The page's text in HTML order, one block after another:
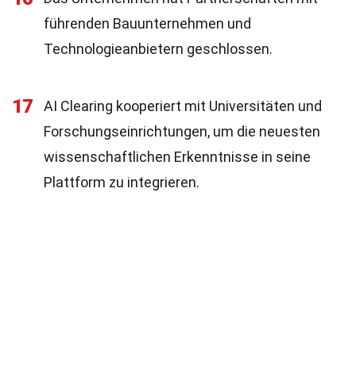
führenden Bauunternehmen und
Technologieanbietern geschlossen.
17
AI Clearing kooperiert mit Universitäten und
Forschungseinrichtungen, um die neuesten
wissenschaftlichen Erkenntnisse in seine
Plattform zu integrieren.